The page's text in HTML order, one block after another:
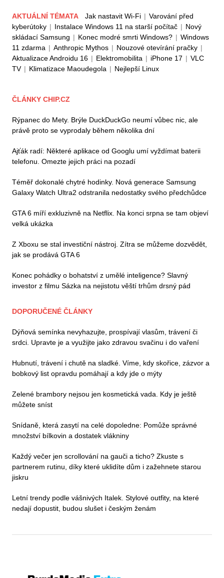
AKTUÁLNÍ TÉMATA Jak nastavit Wi-Fi | Varování před
kyberútoky | Instalace Windows 11 na starší počítač | Nový
skládací Samsung | Konec modré smrti Windows? | Windows
11 zdarma | Anthropic Mythos | Nouzové otevírání pračky |
Aktualizace Androidu 16 | Elektromobilita | iPhone 17 | VLC
TV | Klimatizace Maoudegola | Nejlepší Linux
ČLÁNKY CHIP.CZ
Rýpanec do Mety. Brýle DuckDuckGo neumí vůbec nic, ale
právě proto se vyprodaly během několika dní
Ajťák radí: Některé aplikace od Googlu umí vyždímat baterii
telefonu. Omezte jejich práci na pozadí
Téměř dokonalé chytré hodinky. Nová generace Samsung
Galaxy Watch Ultra2 odstranila nedostatky svého předchůdce
GTA 6 míří exkluzivně na Netflix. Na konci srpna se tam objeví
velká ukázka
Z Xboxu se stal investiční nástroj. Zítra se můžeme dozvědět,
jak se prodává GTA 6
Konec pohádky o bohatství z umělé inteligence? Slavný
investor z filmu Sázka na nejistotu věští trhům drsný pád
DOPORUČENÉ ČLÁNKY
Dýňová semínka nevyhazujte, prospívají vlasům, trávení či
srdci. Upravte je a využijte jako zdravou svačinu i do vaření
Hubnutí, trávení i chutě na sladké. Víme, kdy skořice, zázvor a
bobkový list opravdu pomáhají a kdy jde o mýty
Zelené brambory nejsou jen kosmetická vada. Kdy je ještě
můžete sníst
Snídaně, která zasytí na celé dopoledne: Pomůže správné
množství bílkovin a dostatek vlákniny
Každý večer jen scrollování na gauči a ticho? Zkuste s
partnerem rutinu, díky které uklidíte dům i zažehnete starou
jiskru
Letní trendy podle vášnivých Italek. Stylové outfity, na které
nedají dopustit, budou slušet i českým ženám